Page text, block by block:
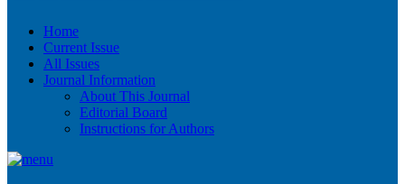
Home
Current Issue
All Issues
Journal Information
About This Journal
Editorial Board
Instructions for Authors